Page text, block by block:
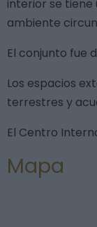
interior se tiene
ambiente
El conjunto fue
Los espacios
terrestres y
El Centro
Mapa